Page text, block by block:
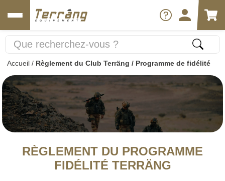
Accueil / Règlement du Club Terräng / Programme de fidélité
RÈGLEMENT DU PROGRAMME
FIDÉLITÉ TERRÄNG